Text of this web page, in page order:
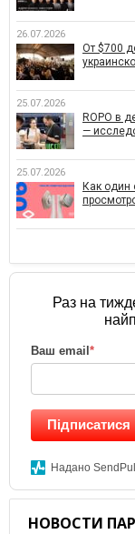
26.07.2026
От $700
25.07.2026
ROPO в
—
25.07.2026
Как один
Раз на
Ваш email *
Підписатися
Надано
НОВОСТИ